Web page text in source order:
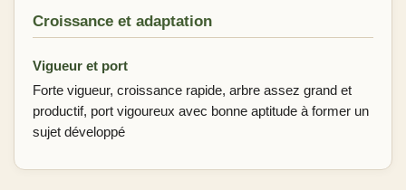
Croissance et adaptation
Vigueur et port
Forte vigueur, croissance rapide, arbre assez grand et
productif, port vigoureux avec bonne aptitude à former un
sujet développé